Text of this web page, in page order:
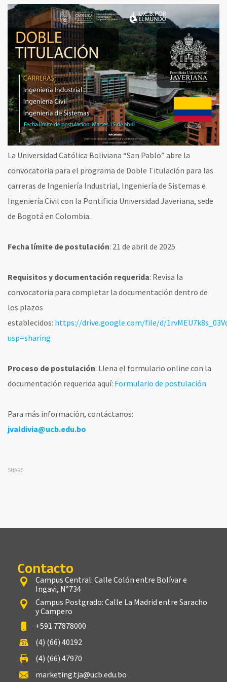
La Universidad Católica Boliviana “San Pablo” abre la
convocatoria para el programa de Doble Titulación para las
carreras de Ingeniería Industrial, Ingeniería de Sistemas e
Ingeniería Civil con la Pontificia Universidad Javeriana, sede
de Bogotá en Colombia.
Fecha límite de postulación: 21 de abril de 2025
Requisitos y documentación requerida: Revisa la
convocatoria para completar la documentación dentro de
los plazos
establecidos: https://drive.google.com/file/d/
usp=sharing
Proceso de postulación: Llena el formulario online con la
documentación requerida aquí: Formulario de postulación
Para más información, contáctanos:
jvaldivia@ucb.edu.bo
SHARE
Contacto
Campus Central: Calle Colón entre Bolívar e
Ingavi, N°734
Campus Postgrado: Calle La Madrid entre Saracho
y Campero
+591 77878000
(4) (66) 40192
(4) (66) 47970
marketing.tja@ucb.edu.bo